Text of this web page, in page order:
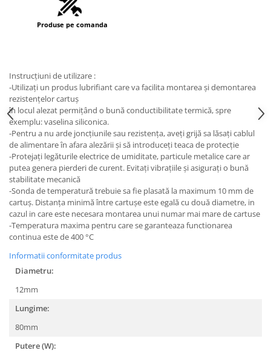
Produse pe comanda
Instrucţiuni de utilizare :
-Utilizaţi un produs lubrifiant care va facilita montarea şi demontarea
rezistenţelor cartuş
în locul alezat permiţând o bună conductibilitate termică, spre
exemplu: vaselina siliconica.
-Pentru a nu arde joncţiunile sau rezistenţa, aveţi grijă sa lăsaţi cablul
de alimentare în afara alezării şi să introduceţi teaca de protecţie
-Protejaţi legăturile electrice de umiditate, particule metalice care ar
putea genera pierderi de curent. Evitaţi vibraţiile şi asiguraţi o bună
stabilitate mecanică
-Sonda de temperatură trebuie sa fie plasată la maximum 10 mm de
cartuş. Distanţa minimă între cartuşe este egală cu două diametre, in
cazul in care este necesara montarea unui numar mai mare de cartuse
-Temperatura maxima pentru care se garanteaza functionarea
continua este de 400 °C
Informatii conformitate produs
Diametru:
12mm
Lungime:
80mm
Putere (W):